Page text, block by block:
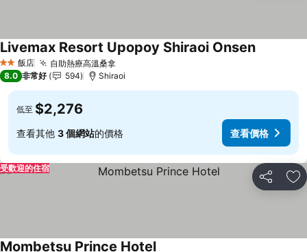
2 星級飯店 自助熱療高溫桑拿查看價格
Livemax Resort Upopoy Shiraoi Onsen查看價格
8.0 非常好 594 Shiraoi
低至 $2,276
查看其他 3 個網站的價格 查看價格
分享 加
受歡迎的住宿
Mombetsu Prince Hotel